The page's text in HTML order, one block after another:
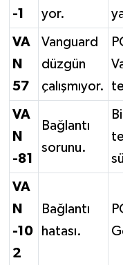
-1
yor.
VA
N
57
Vanguard
düzgün
çalışmıyor.
VA
N
-81
Bağlantı
sorunu.
VA
N
-10
2
Bağlantı
hatası.